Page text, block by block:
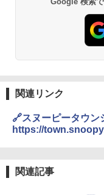
関連リンク
🔗スヌーピータウン
https://
関連記事